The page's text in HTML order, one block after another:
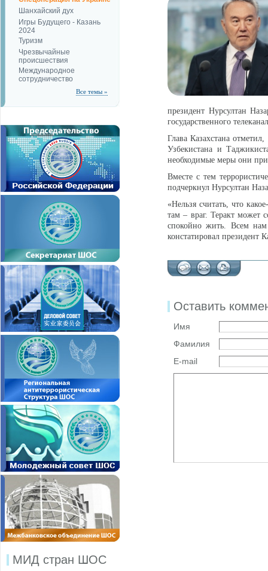
Шанхайский дух
Игры Будущего - Казань
2024
Туризм
Чрезвычайные
происшествия
Международное
сотрудничество
Все темы »
МИД стран ШОС
президент Нурсултан
государственного
Глава Казахстана
Узбекистана и
необходимые меры они
Вместе с тем
подчеркнул Нурсултан
«Нельзя считать, что
там – враг. Теракт может
спокойно жить. Всем
констатировал президент
Оставить
Имя
Фамилия
E-mail